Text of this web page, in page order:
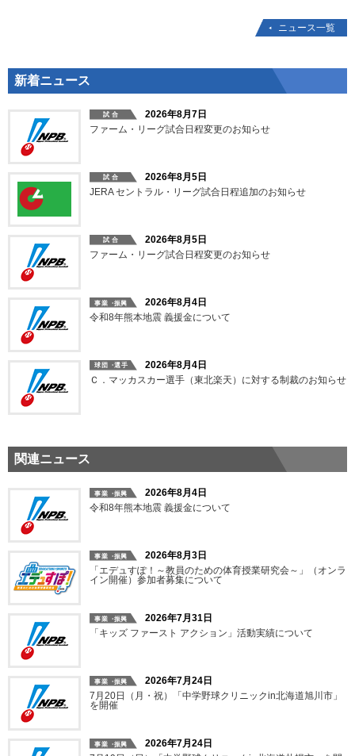
ニュース一覧
新着ニュース
2026年8月7日
ファーム・リーグ試合日程変更のお知らせ
2026年8月5日
JERA セントラル・リーグ試合日程追加のお知らせ
2026年8月5日
ファーム・リーグ試合日程変更のお知らせ
2026年8月4日
令和8年熊本地震 義援金について
2026年8月4日
Ｃ．マッカスカー選手（東北楽天）に対する制裁のお知らせ
関連ニュース
2026年8月4日
令和8年熊本地震 義援金について
2026年8月3日
「エデュすぽ！～教員のための体育授業研究会～」（オンラ
イン開催）参加者募集について
2026年7月31日
「キッズ ファースト アクション」活動実績について
2026年7月24日
7月20日（月・祝）「中学野球クリニックin北海道旭川市」
を開催
2026年7月24日